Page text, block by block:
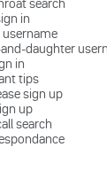
search
in
daughter
in
tips
sign up
up
search